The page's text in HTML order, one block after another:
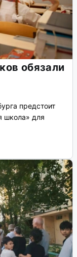
обязали
предстоит
школа» для